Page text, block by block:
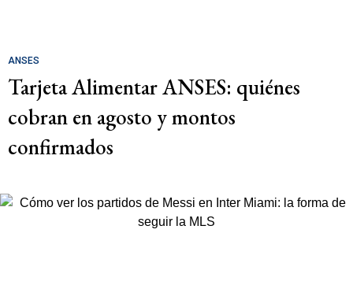
ANSES
Tarjeta Alimentar ANSES: quiénes
cobran en agosto y montos
confirmados